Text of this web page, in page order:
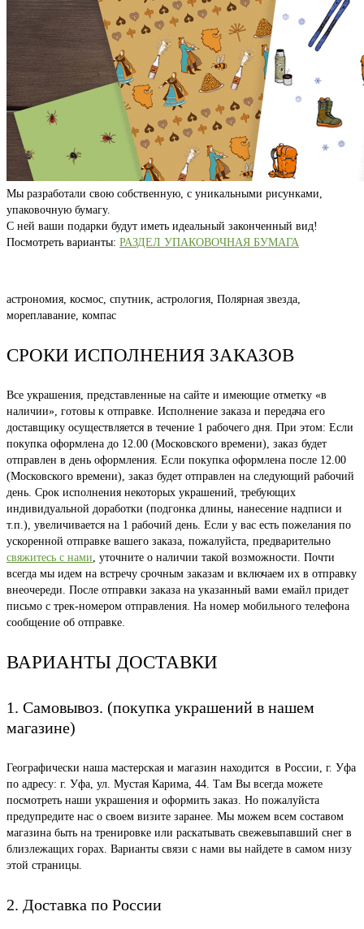
Мы разработали свою собственную, с уникальными рисунками,
упаковочную бумагу.
С ней ваши подарки будут иметь идеальный законченный вид!
Посмотреть варианты: РАЗДЕЛ УПАКОВОЧНАЯ БУМАГА
астрономия, космос, спутник, астрология, Полярная звезда,
мореплавание, компас
СРОКИ ИСПОЛНЕНИЯ ЗАКАЗОВ
Все украшения, представленные на сайте и имеющие отметку «в
наличии», готовы к отправке. Исполнение заказа и передача его
доставщику осуществляется в течение 1 рабочего дня. При этом: Если
покупка оформлена до 12.00 (Московского времени), заказ будет
отправлен в день оформления. Если покупка оформлена после 12.00
(Московского времени), заказ будет отправлен на следующий рабочий
день. Срок исполнения некоторых украшений, требующих
индивидуальной доработки (подгонка длины, нанесение надписи и
т.п.), увеличивается на 1 рабочий день. Если у вас есть пожелания по
ускоренной отправке вашего заказа, пожалуйста, предварительно
свяжитесь с нами, уточните о наличии такой возможности. Почти
всегда мы идем на встречу срочным заказам и включаем их в отправку
внеочереди. После отправки заказа на указанный вами емайл придет
письмо с трек-номером отправления. На номер мобильного телефона
сообщение об отправке.
ВАРИАНТЫ ДОСТАВКИ
1. Самовывоз. (покупка украшений в нашем
магазине)
Географически наша мастерская и магазин находится в России, г. Уфа
по адресу: г. Уфа, ул. Мустая Карима, 44. Там Вы всегда можете
посмотреть наши украшения и оформить заказ. Но пожалуйста
предупредите нас о своем визите заранее. Мы можем всем составом
магазина быть на тренировке или раскатывать свежевыпавший снег в
близлежащих горах. Варианты связи с нами вы найдете в самом низу
этой страницы.
2. Доставка по России